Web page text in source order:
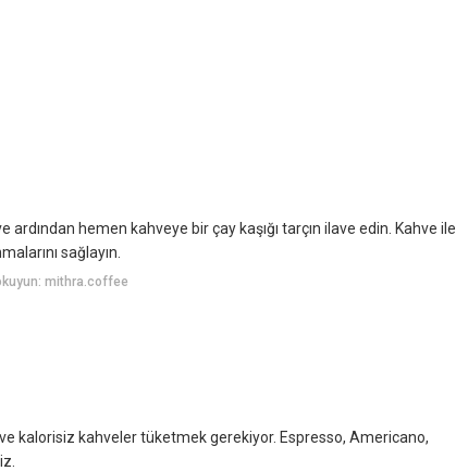
hemen kahveye bir çay kaşığı tarçın ilave edin. Kahve ile
sağlayın.
mithra.coffee
kalorisiz kahveler tüketmek gerekiyor. Espresso, Americano,